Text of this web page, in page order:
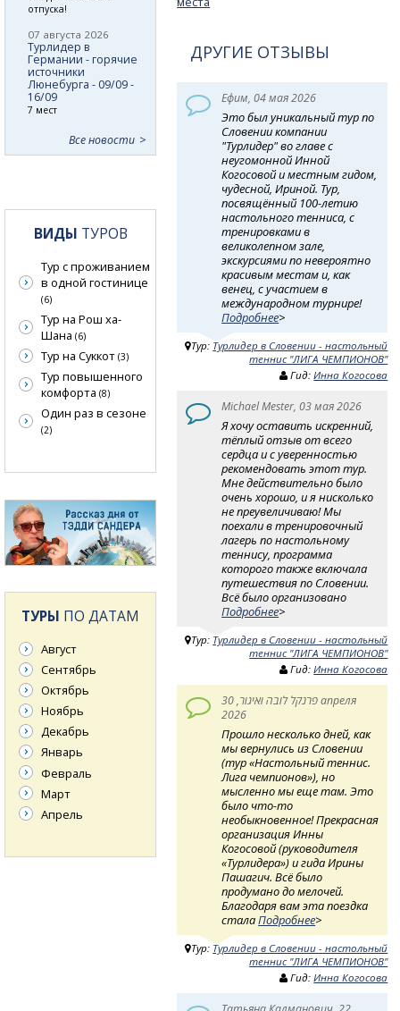
ДРУГИЕ ОТЗЫВЫ
Ефим, 04 мая 2026
Это был уникальный тур по
Словении компании
"Турлидер" во главе с
неугомонной Инной
Когосовой и местным гидом,
чудесной, Ириной. Тур,
посвящённый 100-летию
настольного тенниса, с
тренировками в
великолепном зале,
экскурсиями по невероятно
красивым местам и, как
венец, с участием в
международном турнире!
Подробнее>
Тур: Турлидер в Словении - настольный
теннис "ЛИГА ЧЕМПИОНОВ"
Гид:Инна Когосова
Michael Mester, 03 мая 2026
Я хочу оставить искренний,
тёплый отзыв от всего
сердца и с уверенностью
рекомендовать этот тур.
Мне действительно было
очень хорошо, и я нисколько
не преувеличиваю! Мы
поехали в тренировочный
лагерь по настольному
теннису, программа
которого также включала
путешествия по Словении.
Всё было организовано
Подробнее>
Тур: Турлидер в Словении - настольный
теннис "ЛИГА ЧЕМПИОНОВ"
Гид:Инна Когосова
פרנקל לובה ואיגור, 30 апреля
2026
Прошло несколько дней, как
мы вернулись из Словении
(тур «Настольный теннис.
Лига чемпионов»), но
мысленно мы еще там. Это
было что-то
необыкновенное! Прекрасная
организация Инны
Когосовой (руководителя
«Турлидера») и гида Ирины
Пашагич. Всё было
продумано до мелочей.
Благодаря вам эта поездка
сталаПодробнее>
Тур: Турлидер в Словении - настольный
теннис "ЛИГА ЧЕМПИОНОВ"
Гид:Инна Когосова
отпуска!
07 августа 2026
Турлидер в
Германии - горячие
источники
Люнебурга - 09/09 -
16/09
7 мест
Все новости
ВИДЫ ТУРОВ
Тур с проживанием
в одной гостинице
(6)
Тур на Рош ха-
Шана (6)
Тур на Суккот (3)
Тур повышенного
комфорта (8)
Один раз в сезоне
(2)
ТУРЫ ПО ДАТАМ
Август
Сентябрь
Октябрь
Ноябрь
Декабрь
Январь
Февраль
Март
Апрель